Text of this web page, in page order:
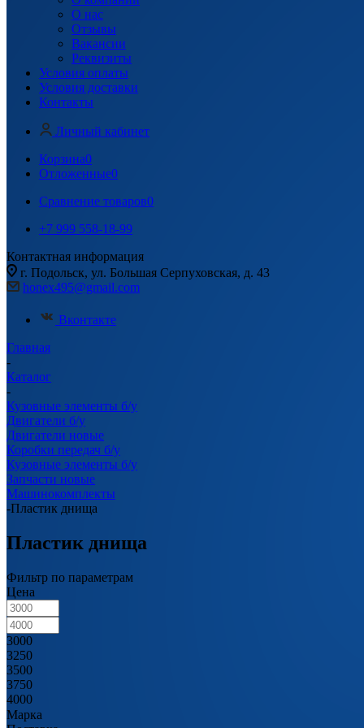
О нас
Отзывы
Вакансии
Реквизиты
Условия оплаты
Условия доставки
Контакты
Личный кабинет
Корзина0
Отложенные0
Сравнение товаров0
+7 999 558-18-99
Контактная информация
г. Подольск, ул. Большая Серпуховская, д. 43
honex495@gmail.com
Вконтакте
Главная
-
Каталог
-
Кузовные элементы б/у
Двигатели б/у
Двигатели новые
Коробки передач б/у
Кузовные элементы б/у
Запчасти новые
Машинокомплекты
-Пластик днища
Пластик днища
Фильтр по параметрам
Цена
3000
3250
3500
3750
4000
Марка